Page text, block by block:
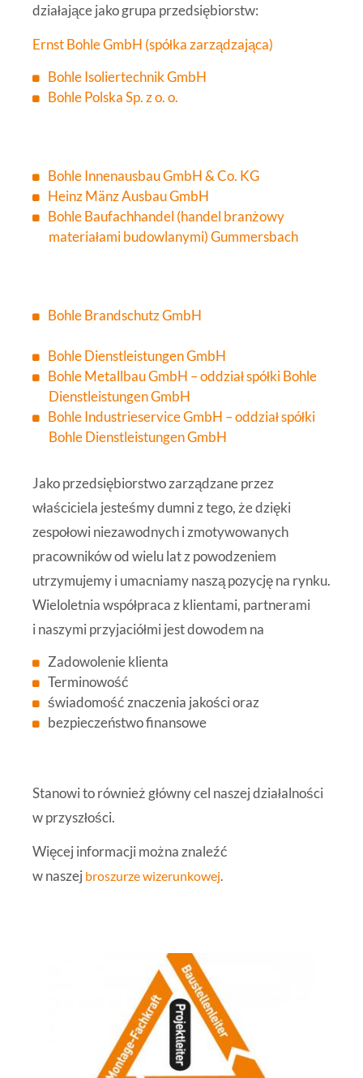
działające jako grupa przedsiębiorstw:
Ernst Bohle GmbH (spółka zarządzająca)
Bohle Isoliertechnik GmbH
Bohle Polska Sp. z o. o.
Bohle Innenausbau GmbH & Co. KG
Heinz Mänz Ausbau GmbH
Bohle Baufachhandel (handel branżowy
materiałami budowlanymi) Gummersbach
Bohle Brandschutz GmbH
Bohle Dienstleistungen GmbH
Bohle Metallbau GmbH – oddział spółki Bohle
Dienstleistungen GmbH
Bohle Industrieservice GmbH – oddział spółki
Bohle Dienstleistungen GmbH
Jako przedsiębiorstwo zarządzane przez
właściciela jesteśmy dumni z tego, że dzięki
zespołowi niezawodnych i zmotywowanych
pracowników od wielu lat z powodzeniem
utrzymujemy i umacniamy naszą pozycję na rynku.
Wieloletnia współpraca z klientami, partnerami
i naszymi przyjaciółmi jest dowodem na
Zadowolenie klienta
Terminowość
świadomość znaczenia jakości oraz
bezpieczeństwo finansowe
Stanowi to również główny cel naszej działalności
w przyszłości.
Więcej informacji można znaleźć
w naszej broszurze wizerunkowej